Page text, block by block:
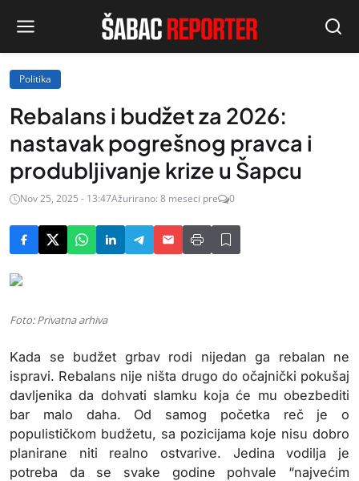
Politika
Rebalans i budžet za 2026:
nastavak pogrešnog pravca i
produbljivanje krize u Šapcu
Nov 25, 2025 - 13:47Ažurirano: 8 meseci pre 0
Foto: Privatna arhiva
Kada se budžet grbav rodi nijedan ga rebalan ne
ispravi. Rebalans nije ništa drugo do očajnički pokušaj
davljenika da dohvati slamku koja će mu obezbediti
bar malo daha. Od samog početka reč je o
populističkom budžetu, sa pozicijama koje nisu dobro
planirane niti realno ostvarive. Jedina vodilja je
potreba da se svake godine pohvale “najvećim